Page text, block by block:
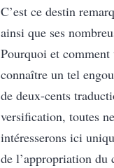
C’est ce destin
ainsi que ses
Pourquoi et
connaître un tel
de deux-cents
versification, toutes
intéresserons ici
de l’appropriation du